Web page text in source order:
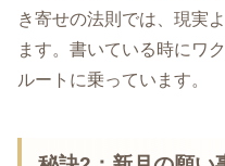
き寄せの法則では、現実
ます。書いている時にワ
ルートに乗っています。